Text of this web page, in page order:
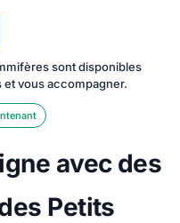
sont disponibles
vous accompagner.
avec des
Petits